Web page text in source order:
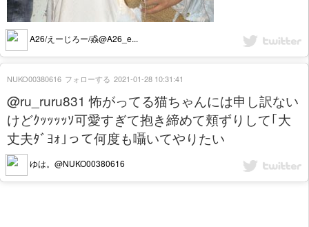
A26/えーじろー/猋@A26_e...
@ru_ruru831 怖がってる猫ちゃんには申し訳ない
けどｸｯｯｯｯｿ可愛すぎて抱き締めて頬ずりして｢大
丈夫ﾀﾞﾖｫ｣って何度も囁いてやりたい
ゆは。@NUKO00380616
NUKO00380616 フォローする 2021-01-28 10:31:41